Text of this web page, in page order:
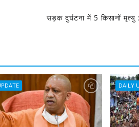
सड़क दुर्घटना में 5 किसानों
DAILY